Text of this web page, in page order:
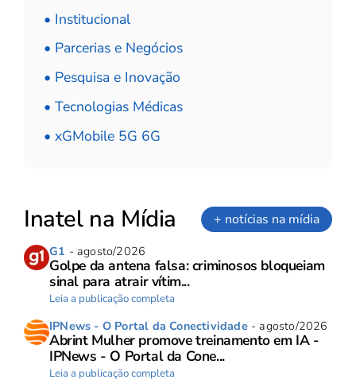
• Institucional
• Parcerias e Negócios
• Pesquisa e Inovação
• Tecnologias Médicas
• xGMobile 5G 6G
Inatel na Mídia + notícias na mídia
G1 - agosto/2026
Golpe da antena falsa: criminosos bloqueiam
sinal para atrair vítim...
Leia a publicação completa
IPNews - O Portal da Conectividade- agosto/2026
Abrint Mulher promove treinamento em IA -
IPNews - O Portal da Cone...
Leia a publicação completa